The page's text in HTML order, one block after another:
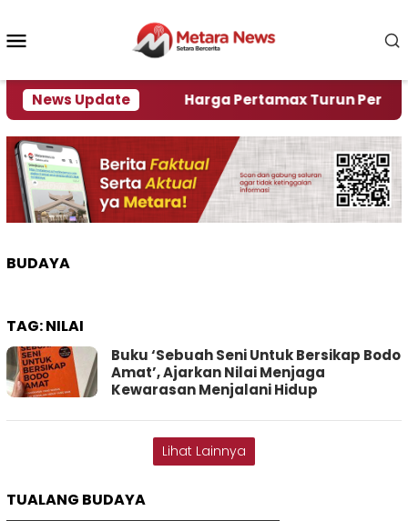
konten
News Update
Krisi Air Harga Pertamax Turun Per Hari
BUDAYA
TAG:NILAI
Buku ‘Sebuah Seni Untuk Bersikap Bodo
Amat’, Ajarkan Nilai Menjaga
Kewarasan Menjalani Hidup
Lihat Lainnya
TUALANG BUDAYA